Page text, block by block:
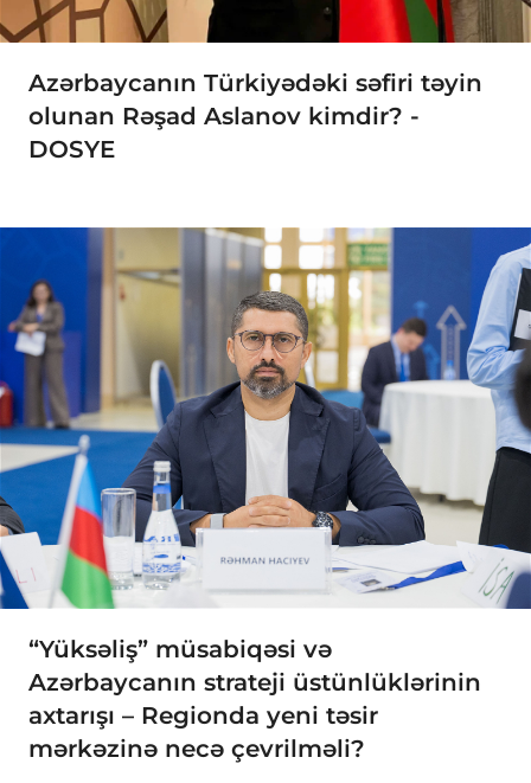
Azərbaycanın Türkiyədəki səfiri təyin
olunan Rəşad Aslanov kimdir? -
DOSYE
“Yüksəliş” müsabiqəsi və
Azərbaycanın strateji üstünlüklərinin
axtarışı – Regionda yeni təsir
mərkəzinə necə çevrilməli?